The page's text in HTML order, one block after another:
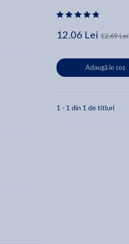
12.06 Lei 12.69 Lei
Adaugă în coș
1 - 1 din 1 de titluri